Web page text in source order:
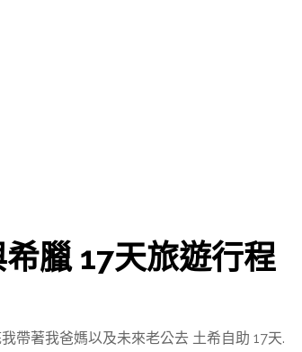
希臘 17天旅遊行程
帶著我爸媽以及未來老公去 土希自助 17天.